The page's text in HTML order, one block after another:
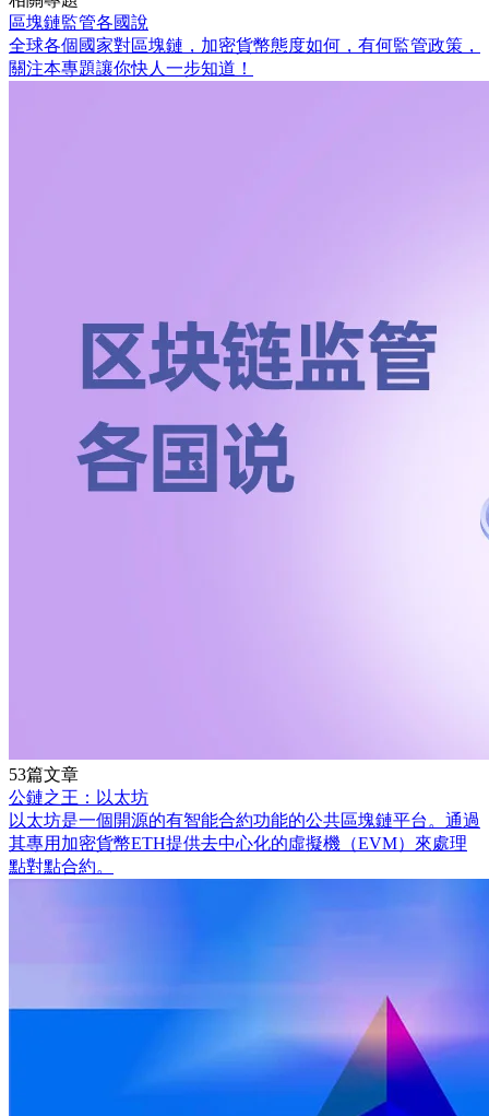
區塊鏈監管各國說
全球各個國家對區塊鏈，加密貨幣態度如何，有何監管政策，
關注本專題讓你快人一步知道！
53篇文章
公鏈之王：以太坊
以太坊是一個開源的有智能合約功能的公共區塊鏈平台。通過
其專用加密貨幣ETH提供去中心化的虛擬機（EVM）來處理
點對點合約。